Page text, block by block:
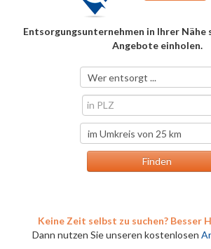
Über uns
Entsorgungsunternehmen in Ihrer Nähe
Angebote einholen.
Keine Zeit selbst zu suchen? Besser
Dann nutzen Sie unseren kostenlosen